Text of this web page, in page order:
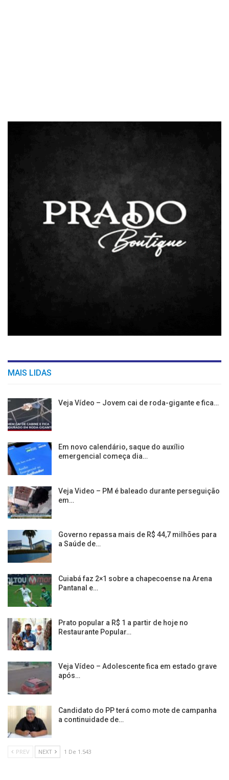
MAIS LIDAS
Veja Vídeo – Jovem cai de roda-gigante e fica…
Em novo calendário, saque do auxílio
emergencial começa dia…
Veja Video – PM é baleado durante perseguição
em…
Governo repassa mais de R$ 44,7 milhões para
a Saúde de…
Cuiabá faz 2×1 sobre a chapecoense na Arena
Pantanal e…
Prato popular a R$ 1 a partir de hoje no
Restaurante Popular…
Veja Vídeo – Adolescente fica em estado grave
após…
Candidato do PP terá como mote de campanha
a continuidade de…
PREV NEXT 1 De 1.543